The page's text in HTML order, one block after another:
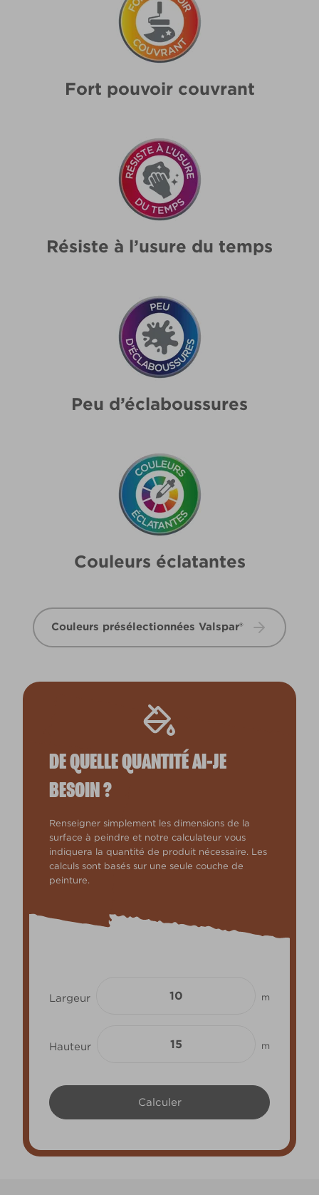
Fort pouvoir couvrant
Résiste à l’usure du temps
Peu d’éclaboussures
Couleurs éclatantes
Couleurs présélectionnées Valspar®
DE QUELLE QUANTITÉ AI-JE
BESOIN ?
Renseigner simplement les dimensions de la
surface à peindre et notre calculateur vous
indiquera la quantité de produit nécessaire. Les
calculs sont basés sur une seule couche de
peinture.
Largeur m
Hauteur m